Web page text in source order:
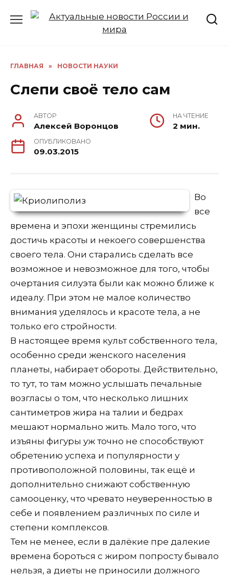
ГЛАВНАЯ » НОВОСТИ НАУКИ
Слепи своё тело сам
АВТОР
Алексей Воронцов
НА ЧТЕНИЕ
2 мин.
ОПУБЛИКОВАНО
09.03.2015
Во
все
времена и эпохи женщины стремились
достичь красоты и некоего совершенства
своего тела. Они старались сделать все
возможное и невозможное для того, чтобы
очертания силуэта были как можно ближе к
идеалу. При этом не малое количество
внимания уделялось и красоте тела, а не
только его стройности.
В настоящее время культ собственного тела,
особенно среди женского населения
планеты, набирает обороты. Действительно,
то тут, то там можно услышать печальные
возгласы о том, что несколько лишних
сантиметров жира на талии и бедрах
мешают нормально жить. Мало того, что
изъяны фигуры уж точно не способствуют
обретению успеха и популярности у
противоположной половины, так ещё и
дополнительно снижают собственную
самооценку, что чревато неуверенностью в
себе и появлением различных по силе и
степени комплексов.
Тем не менее, если в далёкие пре далекие
времена бороться с жиром попросту бывало
нельзя, а диеты не приносили должного